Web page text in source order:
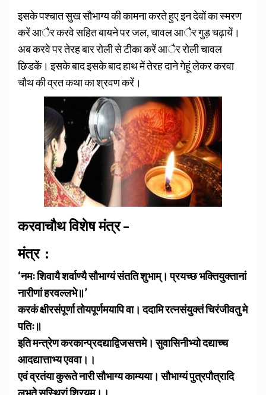
इसके पश्चात सुख सौभाग्य की कामना करते हुए इन देवों का स्मरण
करें आैर करवे सहित बायने पर जल, चावल आैर गुड़ चढ़ायें।
अब करवे पर तेरह बार रोली से टीका करें आैर रोली चावल
छिडकें। इसके बाद इसके बाद हाथ में तेरह दाने गेहूं लेकर करवा
चौथ की व्रत कथा का श्रवण करें।
करवाचौथ विशेष मंत्र –
मंत्र :
‘नमः शिवायै शर्वाण्यै सौभाग्यं संतति शुभाम्‌। प्रयच्छ भक्तियुक्तानां
नारीणां हरवल्लभे॥’
करकं क्षीरसंपूर्णा तोयपूर्णमयापि वा। ददामि रत्नसंयुक्तं चिरंजीवतु मे
पतिः॥
इति मन्त्रेण करकान्प्रदद्याद्विजसत्तमे। सुवासिनीभ्यो दद्याच्च
आदद्यात्ताभ्य एववा।।
एवं व्रतंया कुरूते नारी सौभाग्य काम्यया। सौभाग्यं पुत्रपौत्रादि